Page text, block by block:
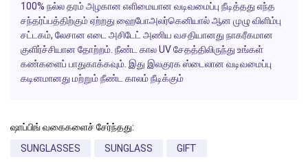
100% நல்ல தரம் அழகான எளிமையான வடிவமைப்பு நீடித்தது எந்த
சந்தர்ப்பத்திற்கும் ஏற்றது ஹைபோஅலர்கெனியால் ஆன முழு விளிம்பு
சட்டகம், லேசான எடை அசிடேட் அணிய வசதியானது நாகரீகமான
குளிர்ச்சியான தோற்றம். நீண்ட கால UV சேதத்திலிருந்து உங்கள்
கண்களைப் பாதுகாக்கவும். இது இலகுரக ஸ்டைலான வடிவமைப்பு
கடினமானது மற்றும் நீண்ட காலம் நீடிக்கும்
ஷாப்பிங் வகைகளைச் சேர்ந்தது:
SUNGLASSES
SUNGLASS GIFT